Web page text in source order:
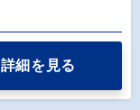
詳細を見る